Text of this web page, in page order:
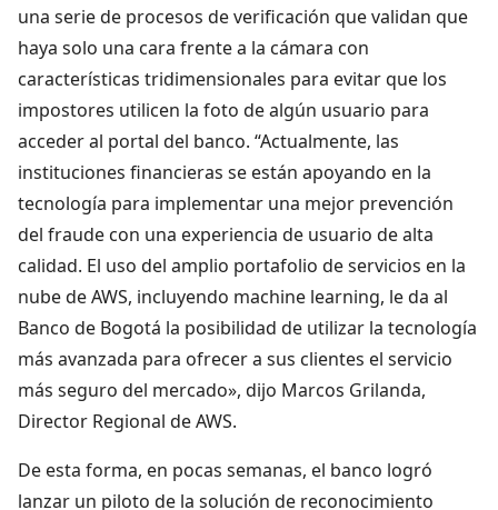
una serie de procesos de verificación que validan que
haya solo una cara frente a la cámara con
características tridimensionales para evitar que los
impostores utilicen la foto de algún usuario para
acceder al portal del banco. “Actualmente, las
instituciones financieras se están apoyando en la
tecnología para implementar una mejor prevención
del fraude con una experiencia de usuario de alta
calidad. El uso del amplio portafolio de servicios en la
nube de AWS, incluyendo machine learning, le da al
Banco de Bogotá la posibilidad de utilizar la tecnología
más avanzada para ofrecer a sus clientes el servicio
más seguro del mercado», dijo Marcos Grilanda,
Director Regional de AWS.
De esta forma, en pocas semanas, el banco logró
lanzar un piloto de la solución de reconocimiento